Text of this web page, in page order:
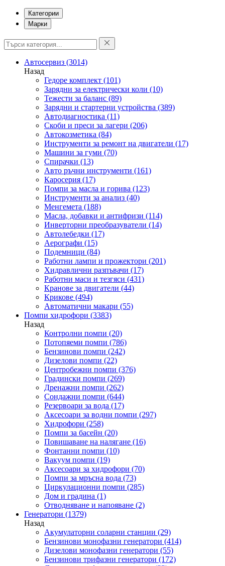
Категории
Марки
Автосервиз (3014)
Назад
Гедоре комплект (101)
Зарядни за електрически коли (10)
Тежести за баланс (89)
Зарядни и стартерни устройства (389)
Автодиагностика (11)
Скоби и преси за лагери (206)
Автокозметика (84)
Инструменти за ремонт на двигатели (17)
Машини за гуми (70)
Спирачки (13)
Авто ръчни инструменти (161)
Каросерия (17)
Помпи за масла и горива (123)
Инструменти за анализ (40)
Менгемета (188)
Масла, добавки и антифризи (114)
Инверторни преобразуватели (14)
Автолебедки (17)
Аерографи (15)
Подемници (84)
Работни лампи и прожектори (201)
Хидравлични разпъвачи (17)
Работни маси и тезгяси (431)
Кранове за двигатели (44)
Крикове (494)
Автоматични макари (55)
Помпи хидрофори (3383)
Назад
Контролни помпи (20)
Потопяеми помпи (786)
Бензинови помпи (242)
Дизелови помпи (22)
Центробежни помпи (376)
Градински помпи (269)
Дренажни помпи (262)
Сондажни помпи (644)
Резервоари за вода (17)
Аксесоари за водни помпи (297)
Хидрофори (258)
Помпи за басейн (20)
Повишаване на налягане (16)
Фонтанни помпи (10)
Вакуум помпи (19)
Аксесоари за хидрофори (70)
Помпи за мръсна вода (73)
Циркулационни помпи (285)
Дом и градина (1)
Отводняване и напояване (2)
Генератори (1379)
Назад
Акумулаторни соларни станции (29)
Бензинови монофазни генератори (414)
Дизелови монофазни генератори (55)
Бензинови трифазни генератори (172)